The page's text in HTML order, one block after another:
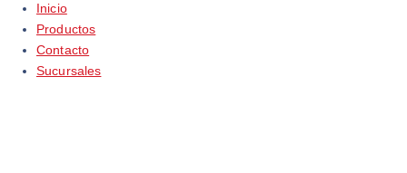
Inicio
Productos
Contacto
Sucursales